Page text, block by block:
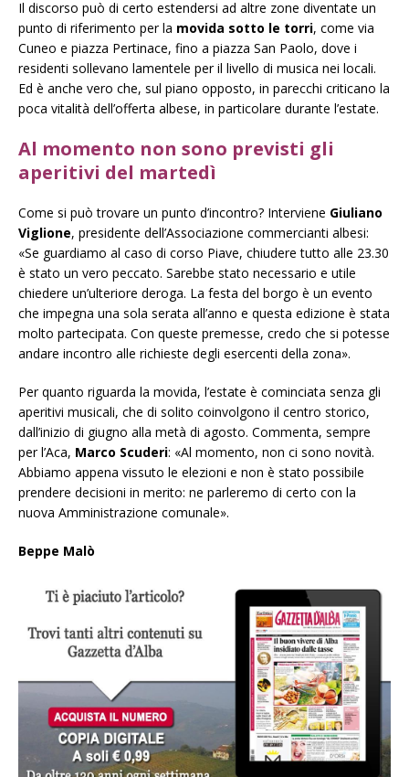
Il discorso può di certo estendersi ad altre zone diventate un
punto di riferimento per la movida sotto le torri, come via
Cuneo e piazza Pertinace, fino a piazza San Paolo, dove i
residenti sollevano lamentele per il livello di musica nei locali.
Ed è anche vero che, sul piano opposto, in parecchi criticano la
poca vitalità dell’offerta albese, in particolare durante l’estate.
Al momento non sono previsti gli
aperitivi del martedì
Come si può trovare un punto d’incontro? Interviene Giuliano
Viglione, presidente dell’Associazione commercianti albesi:
«Se guardiamo al caso di corso Piave, chiudere tutto alle 23.30
è stato un vero peccato. Sarebbe stato necessario e utile
chiedere un’ulteriore deroga. La festa del borgo è un evento
che impegna una sola serata all’anno e questa edizione è stata
molto partecipata. Con queste premesse, credo che si potesse
andare incontro alle richieste degli esercenti della zona».
Per quanto riguarda la movida, l’estate è cominciata senza gli
aperitivi musicali, che di solito coinvolgono il centro storico,
dall’inizio di giugno alla metà di agosto. Commenta, sempre
per l’Aca, Marco Scuderi: «Al momento, non ci sono novità.
Abbiamo appena vissuto le elezioni e non è stato possibile
prendere decisioni in merito: ne parleremo di certo con la
nuova Amministrazione comunale».
Beppe Malò